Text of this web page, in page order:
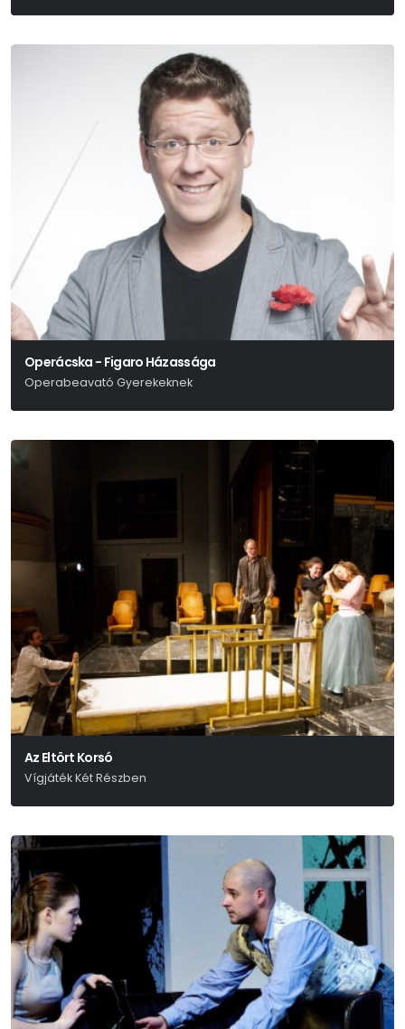
Operácska - Figaro Házassága
Operabeavató Gyerekeknek
Az Eltört Korsó
Vígjáték Két Részben